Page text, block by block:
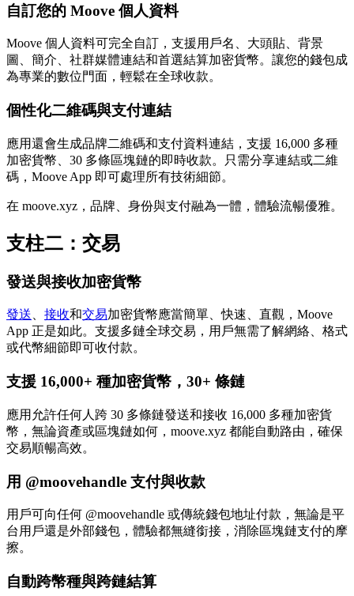
自訂您的 Moove 個人資料
Moove 個人資料可完全自訂，支援用戶名、大頭貼、背景
圖、簡介、社群媒體連結和首選結算加密貨幣。讓您的錢包成
為專業的數位門面，輕鬆在全球收款。
個性化二維碼與支付連結
應用還會生成品牌二維碼和支付資料連結，支援 16,000 多種
加密貨幣、30 多條區塊鏈的即時收款。只需分享連結或二維
碼，Moove App 即可處理所有技術細節。
在 moove.xyz，品牌、身份與支付融為一體，體驗流暢優雅。
支柱二：交易
發送與接收加密貨幣
發送 接收和交易加密貨幣應當簡單、快速、直觀，Moove
App 正是如此。支援多鏈全球交易，用戶無需了解網絡、格式
或代幣細節即可收付款。
支援 16,000+ 種加密貨幣，30+ 條鏈
應用允許任何人跨 30 多條鏈發送和接收 16,000 多種加密貨
幣，無論資產或區塊鏈如何，moove.xyz 都能自動路由，確保
交易順暢高效。
用 @moovehandle 支付與收款
用戶可向任何 @moovehandle 或傳統錢包地址付款，無論是平
台用戶還是外部錢包，體驗都無縫銜接，消除區塊鏈支付的摩
擦。
自動跨幣種與跨鏈結算